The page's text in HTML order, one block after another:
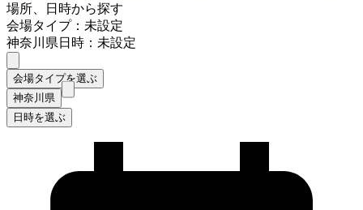
場所、日時から探す
会場タイプ：未設定
神奈川県日時：未設定
会場タイプを選ぶ
神奈川県
日時を選ぶ